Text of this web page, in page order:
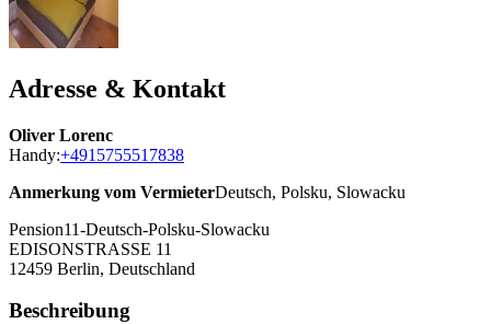
Adresse & Kontakt
Oliver Lorenc
Handy:+4915755517838
Anmerkung vom VermieterDeutsch, Polsku, Slowacku
Pension11-Deutsch-Polsku-Slowacku
EDISONSTRASSE 11
12459 Berlin, Deutschland
Beschreibung